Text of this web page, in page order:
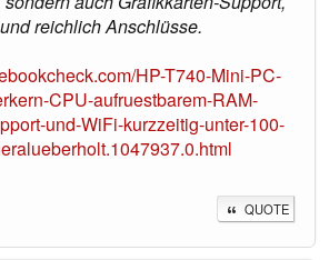
reichlich Anschlüsse.
HP-T740-Mini-PC-
CPU-aufruestbarem-RAM-
und-WiFi-kurzzeitig-unter-100-
QUOTE